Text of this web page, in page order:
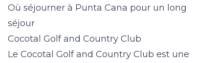
Où séjourner à Punta Cana pour un long
séjour
Cocotal Golf and Country Club
Le Cocotal Golf and Country Club est une